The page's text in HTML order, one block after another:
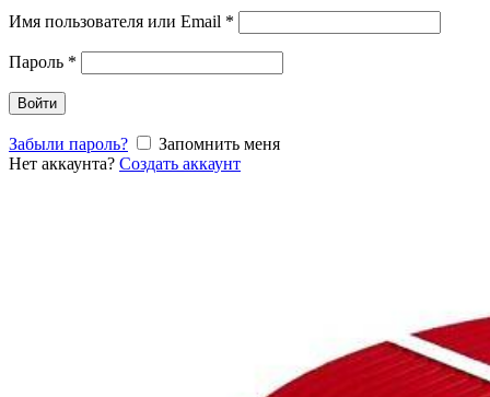
Имя пользователя или Email *
Пароль *
Войти
Забыли пароль?
Запомнить меня
Нет аккаунта? Создать аккаунт